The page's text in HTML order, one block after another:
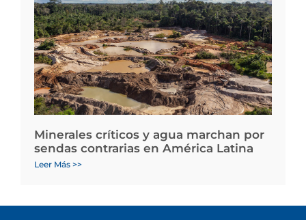
Minerales críticos y agua marchan por
sendas contrarias en América Latina
Leer Más >>